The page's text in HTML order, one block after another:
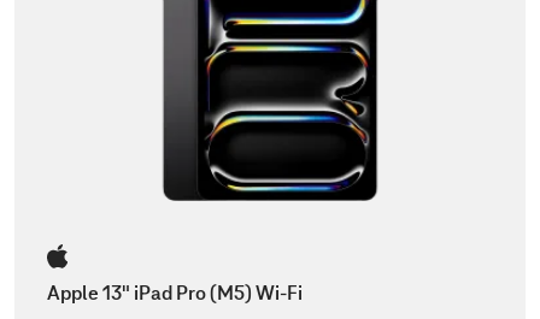
Apple 13" iPad Pro (M5) Wi-Fi